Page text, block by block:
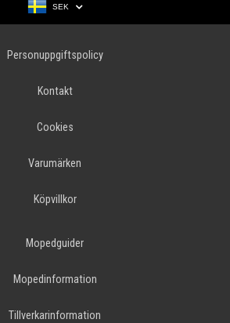
SEK
Personuppgiftspolicy
Kontakt
Cookies
Varumärken
Köpvillkor
Mopedguider
Mopedinformation
Tillverkarinformation